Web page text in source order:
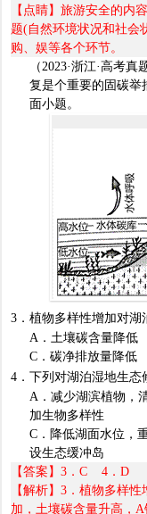
【点睛】旅游安全的内
题(自然环境状况和社会
购、娱等各个环节。
（2023·浙江·高考真
复是个重要的固碳举
面小题。
3 ．植物多样性增加对
A ．土壤碳含量降低
C ．碳净排放量降低
4 ．下列对湖泊湿地生
A ．减少湖滨植物，
加生物多样性
C ．降低湖面水位，
设生态缓冲岛
【答案】3 ．C 4 ．D
【解析】3 ．植物多样
加，土壤碳含量升高，A